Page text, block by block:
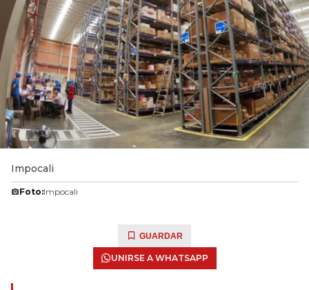
Impocali
Foto:Impocali
GUARDAR
UNIRSE A WHATSAPP